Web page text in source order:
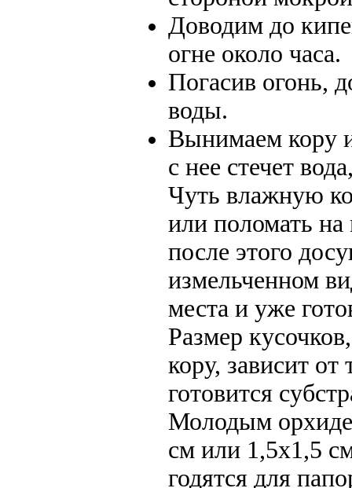
Доводим до
огне около часа.
Погасив огонь,
воды.
Вынимаем кору
с нее стечет
Чуть влажную
или поломать
после этого
измельченном
места и уже
Размер
кору, зависит от
готовится
Молодым
см или 1,5х1,5
годятся для